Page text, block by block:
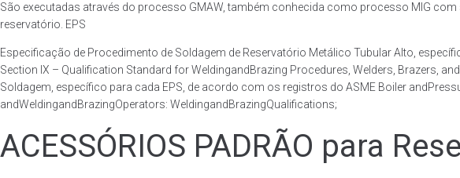
São executadas através do processo GMAW, também conhecida como processo MIG
reservatório. EPS
Especificação de Procedimento de Soldagem de Reservatório Metálico Tubular Alto,
Section IX – Qualification Standard for WeldingandBrazing Procedures, Welders, Brazers,
Soldagem, específico para cada EPS, de acordo com os registros do ASME Boiler
andWeldingandBrazingOperators: WeldingandBrazingQualifications;
ACESSÓRIOS PADRÃO para